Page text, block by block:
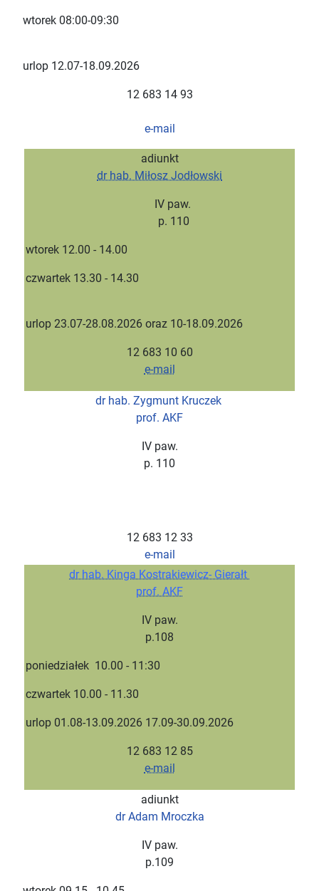
wtorek 08:00-09:30
urlop 12.07-18.09.2026
12 683 14 93
e-mail
adiunkt
dr hab. Miłosz Jodłowski
IV paw.
p. 110
wtorek 12.00 - 14.00
czwartek 13.30 - 14.30
urlop 23.07-28.08.2026 oraz 10-18.09.2026
12 683 10 60
e-mail
dr hab. Zygmunt Kruczek
prof. AKF
IV paw.
p. 110
12 683 12 33
e-mail
dr hab. Kinga Kostrakiewicz- Gierałt
prof. AKF
IV paw.
p.108
poniedziałek 10.00 - 11:30
czwartek 10.00 - 11.30
urlop 01.08-13.09.2026 17.09-30.09.2026
12 683 12 85
e-mail
adiunkt
dr Adam Mroczka
IV paw.
p.109